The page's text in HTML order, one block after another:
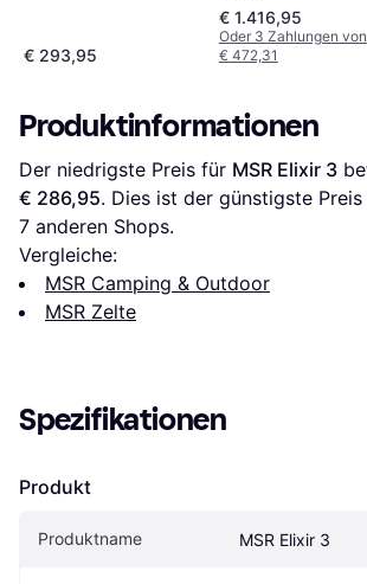
€ 293,95
€ 1.416,95
Oder 3 Zahlungen von
€ 472,31
Produktinformationen
Der niedrigste Preis für MSR Elixir 3
€ 286,95
7 anderen Shops.
Vergleiche:
MSR Camping & Outdoor
MSR Zelte
Spezifikationen
Produkt
Produktname MSR Elixir 3